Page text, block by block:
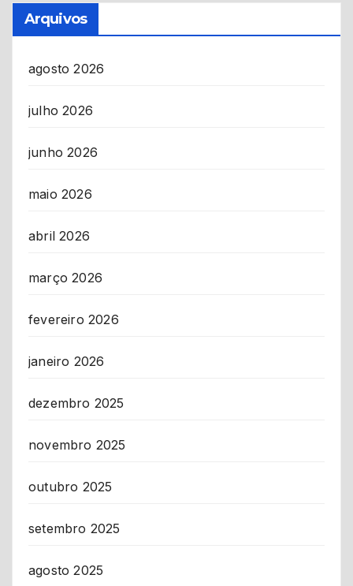
Arquivos
agosto 2026
julho 2026
junho 2026
maio 2026
abril 2026
março 2026
fevereiro 2026
janeiro 2026
dezembro 2025
novembro 2025
outubro 2025
setembro 2025
agosto 2025